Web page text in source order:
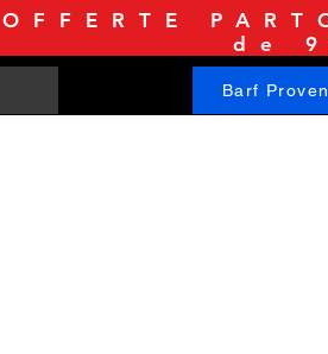
de
Barf